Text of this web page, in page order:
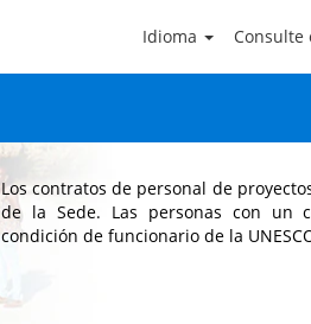
Idioma Consulte
Contratos de personal de
Los contratos de personal de
de la Sede. Las personas con un
condición de funcionario de la